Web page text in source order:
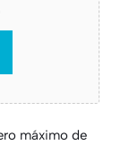
máximo de